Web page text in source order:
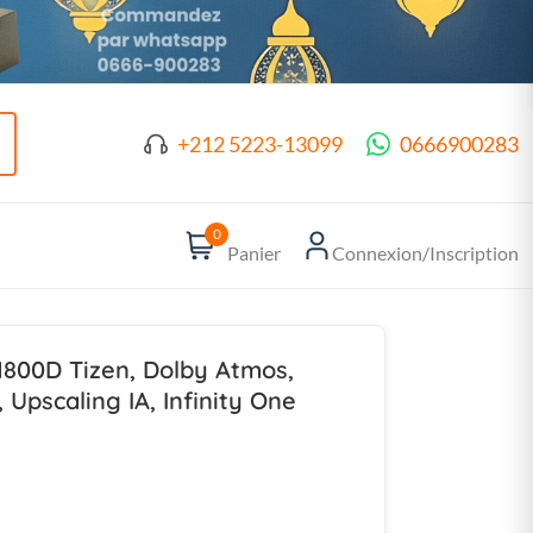
+212 5223-13099 0666900283
0
Panier Connexion/Inscription
Tizen, Dolby Atmos,
Upscaling IA, Infinity One